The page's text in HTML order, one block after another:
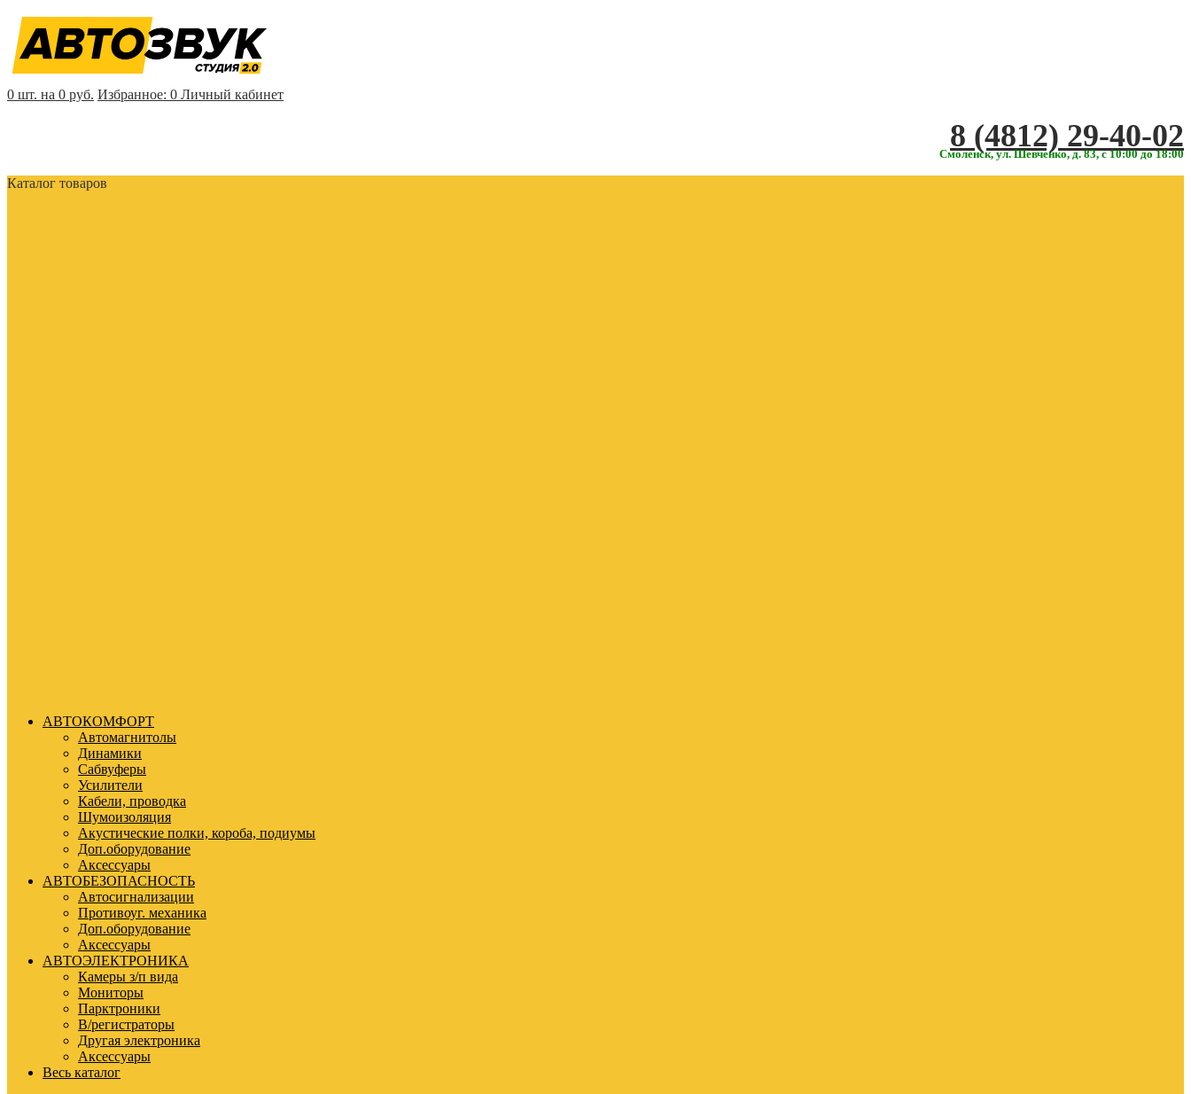
0 шт. на 0 руб. Избранное: 0 Личный кабинет
‎‎8 (4812) 29-40-02
Смоленск, ул. Шевченко, д. 83, с 10:00 до 18:00
Каталог товаров
АВТОКОМФОРТ
Автомагнитолы
Динамики
Сабвуферы
Усилители
Кабели, проводка
Шумоизоляция
Акустические полки, короба, подиумы
Доп.оборудование
Аксессуары
АВТОБЕЗОПАСНОСТЬ
Автосигнализации
Противоуг. механика
Доп.оборудование
Аксессуары
АВТОЭЛЕКТРОНИКА
Камеры з/п вида
Мониторы
Парктроники
В/регистраторы
Другая электроника
Аксессуары
Весь каталог